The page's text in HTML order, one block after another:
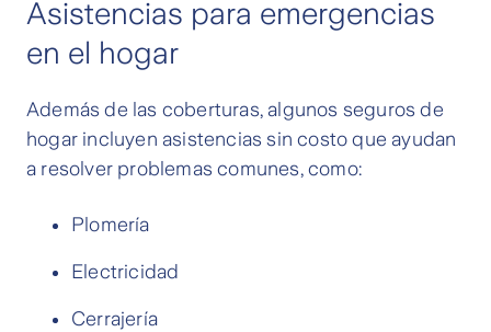
Asistencias para emergencias
en el hogar
Además de las coberturas, algunos seguros de
hogar incluyen asistencias sin costo que ayudan
a resolver problemas comunes, como:
Plomería
Electricidad
Cerrajería